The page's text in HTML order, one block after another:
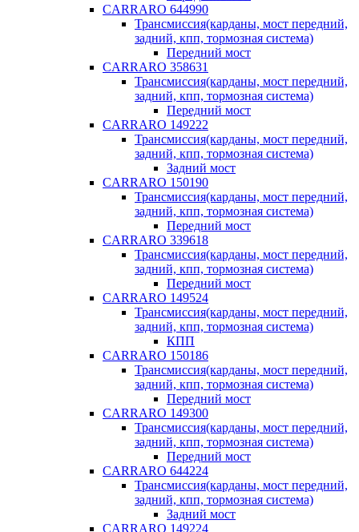
CARRARO 644990
Трансмиссия(карданы, мост передний,
задний, кпп, тормозная система)
Передний мост
CARRARO 358631
Трансмиссия(карданы, мост передний,
задний, кпп, тормозная система)
Передний мост
CARRARO 149222
Трансмиссия(карданы, мост передний,
задний, кпп, тормозная система)
Задний мост
CARRARO 150190
Трансмиссия(карданы, мост передний,
задний, кпп, тормозная система)
Передний мост
CARRARO 339618
Трансмиссия(карданы, мост передний,
задний, кпп, тормозная система)
Передний мост
CARRARO 149524
Трансмиссия(карданы, мост передний,
задний, кпп, тормозная система)
КПП
CARRARO 150186
Трансмиссия(карданы, мост передний,
задний, кпп, тормозная система)
Передний мост
CARRARO 149300
Трансмиссия(карданы, мост передний,
задний, кпп, тормозная система)
Передний мост
CARRARO 644224
Трансмиссия(карданы, мост передний,
задний, кпп, тормозная система)
Задний мост
CARRARO 149224